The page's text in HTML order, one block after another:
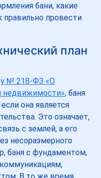
бани, какие
провести
план
№ 218-ФЗ «О
недвижимости», баня
она является
Это означает,
с землей, а его
несоразмерного
баня с фундаментом,
В то же время,